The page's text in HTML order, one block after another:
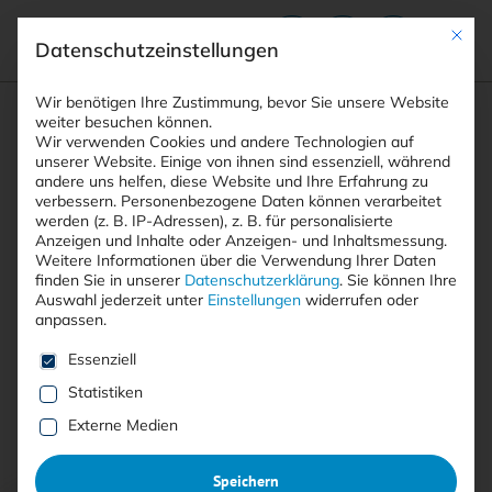
Suchfeld
Suchen
Breadcrumb-Navigation
STARTSEITE SCHREMS-II
Alle Beiträge mit dem
Schlagwort “Schrems-II”
Mit
Datenschutzeinstellungen
Wir benötigen Ihre Zustimmung, bevor Sie unsere Website
weiter besuchen können.
Wir verwenden Cookies und andere Technologien auf
unserer Website. Einige von ihnen sind essenziell, während
andere uns helfen, diese Website und Ihre Erfahrung zu
verbessern. Personenbezogene Daten können verarbeitet
werden (z. B. IP-Adressen), z. B. für personalisierte
Anzeigen und Inhalte oder Anzeigen- und Inhaltsmessung.
Weitere Informationen über die Verwendung Ihrer Daten
finden Sie in unserer Datenschutzerklärung. Sie können Ihre
Auswahl jederzeit unter Einstellungen widerrufen oder
anpassen.
Es folgt eine Liste der Service-Gruppen, für die eine
Essenziell
Statistiken
Externe Medien
Speichern